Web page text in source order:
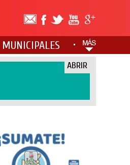
MUNICIPALES
ABRIR